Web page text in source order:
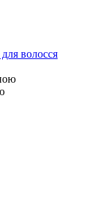
волосся